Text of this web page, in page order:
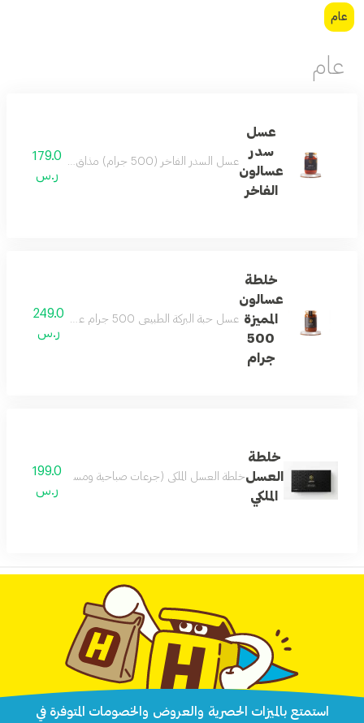
عام
عام
عسل
سدر
عسالون
الفاخر
عسل السدر الفاخر (500 جرام) مذاق لا يقاوم وفوائد صحية لا تعد حاصل على شهادتي فحص الجودة من مختبرات في ألمانيا ومختبر جودة العسل في السعودية
179.0
ر.س
خلطة
عسالون
المميزة
500
جرام
عسل حبة البركة الطبيعي 500 جرام عسل طبيعي خالص غني بالعناصر الغذائية الأساسية. يدعم مناعة الجسم ويزيد النشاط اليومي بطريقة آمنة. مناسب لجميع الأعمار ويخلو من أي مواد صناعية. متوفر الآن مع خدمة التوصيل السريع .
249.0
ر.س
خلطة
العسل
الملكي
خلطة العسل الملكي (جرعات صباحية ومسائية) تأتي في أظرف سهلة الحمل تناسب الموظفين والرياضيين
199.0
ر.س
استمتع بالميزات الحصرية والعروض والخصومات المتوفرة في